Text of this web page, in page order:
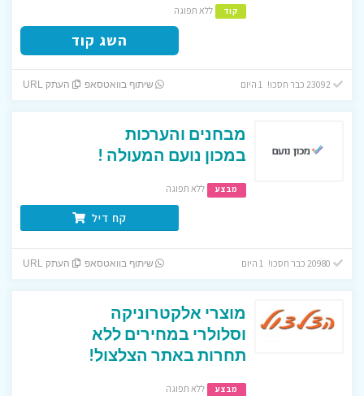
קוד ללא תפוגה
השג קוד
שיתוף בוואטסאפ העתק URL
מבחנים והערכות
במכון נועם המעולה !
מבצע ללא תפוגה
קח דיל
שיתוף בוואטסאפ העתק URL
מוצרי אלקטרוניקה
וסלולרי במחירים ללא
תחרות באתר הצלצול!
מבצע ללא תפוגה